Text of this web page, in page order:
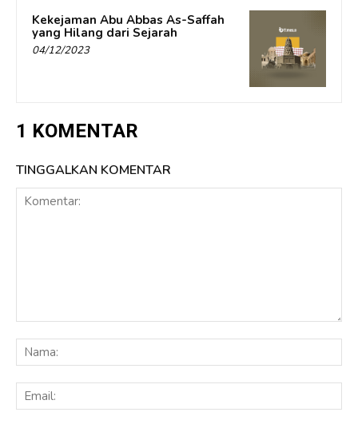
Kekejaman Abu Abbas As-Saffah
yang Hilang dari Sejarah
04/12/2023
1 KOMENTAR
TINGGALKAN KOMENTAR